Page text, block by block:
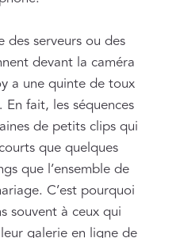
des serveurs ou des
devant la caméra
a une quinte de toux
fait, les séquences
de petits clips qui
que quelques
que l’ensemble de
C’est pourquoi
souvent à ceux qui
galerie en ligne de